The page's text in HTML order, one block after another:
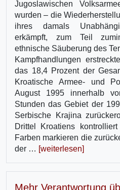
Jugoslawischen
wurden – die
ihres damals
erkämpft, zum Teil
ethnische Säuberung des
Kampfhandlungen
das 18,4 Prozent der
Kroatische Armee- und
August 1995 innerhalb
Stunden das Gebiet der
Serbische Krajina
Drittel Kroatiens
Farben markieren die
der … [weiterlesen]
Mehr Verantwortung